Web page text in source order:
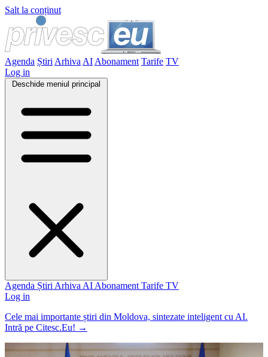
Salt la conținut
Agenda Știri Arhiva AI Abonament Tarife TV
Log in
Deschide meniul principal
Agenda Știri Arhiva AI Abonament Tarife TV
Log in
Cele mai importante știri din Moldova, sintezate inteligent cu AI.
Intră pe Citesc.Eu! →